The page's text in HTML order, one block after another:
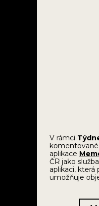
V rámci
aplikace
ČR jako
aplikaci,
umožňuje